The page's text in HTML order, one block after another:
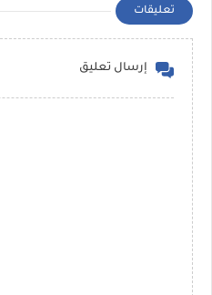
تعليقات
إرسال تعليق